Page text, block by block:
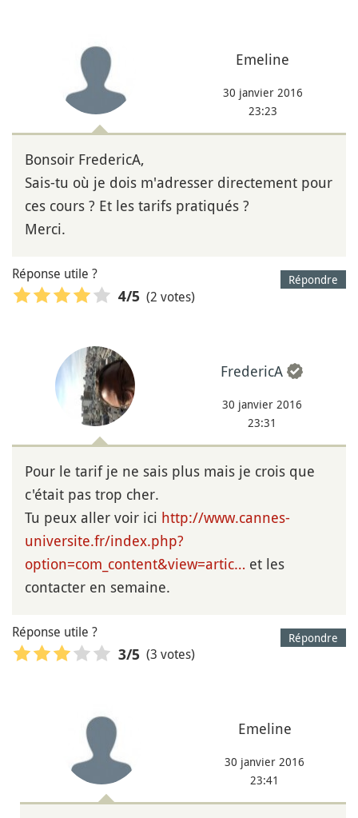
Emeline
30 janvier 2016
23:23
Bonsoir FredericA,
Sais-tu où je dois m'adresser directement pour
ces cours ? Et les tarifs pratiqués ?
Merci.
Répondre
Réponse utile ?
4/5 (2 votes)
FredericA
30 janvier 2016
23:31
Pour le tarif je ne sais plus mais je crois que
c'était pas trop cher.
Tu peux aller voir ici http://www.cannes-
universite.fr/index.php?
option=com_content&view=artic… et les
contacter en semaine.
Répondre
Réponse utile ?
3/5 (3 votes)
Emeline
30 janvier 2016
23:41